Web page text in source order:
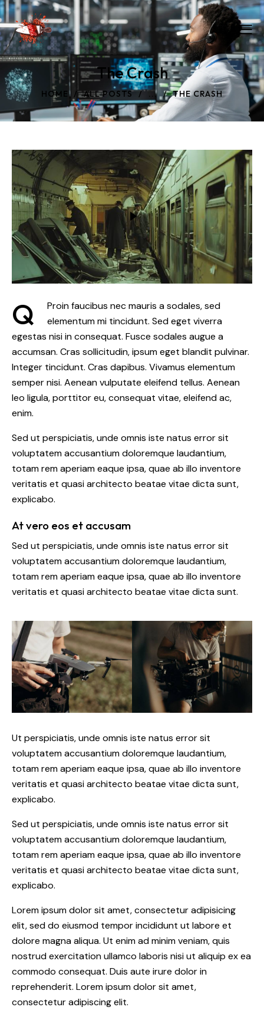
The Crash
HOME ALL POSTS ... THE CRASH
Q
Proin faucibus nec mauris a sodales, sed
elementum mi tincidunt. Sed eget viverra
egestas nisi in consequat. Fusce sodales augue a
accumsan. Cras sollicitudin, ipsum eget blandit pulvinar.
Integer tincidunt. Cras dapibus. Vivamus elementum
semper nisi. Aenean vulputate eleifend tellus. Aenean
leo ligula, porttitor eu, consequat vitae, eleifend ac,
enim.
Sed ut perspiciatis, unde omnis iste natus error sit
voluptatem accusantium doloremque laudantium,
totam rem aperiam eaque ipsa, quae ab illo inventore
veritatis et quasi architecto beatae vitae dicta sunt,
explicabo.
At vero eos et accusam
Sed ut perspiciatis, unde omnis iste natus error sit
voluptatem accusantium doloremque laudantium,
totam rem aperiam eaque ipsa, quae ab illo inventore
veritatis et quasi architecto beatae vitae dicta sunt.
Ut perspiciatis, unde omnis iste natus error sit
voluptatem accusantium doloremque laudantium,
totam rem aperiam eaque ipsa, quae ab illo inventore
veritatis et quasi architecto beatae vitae dicta sunt,
explicabo.
Sed ut perspiciatis, unde omnis iste natus error sit
voluptatem accusantium doloremque laudantium,
totam rem aperiam eaque ipsa, quae ab illo inventore
veritatis et quasi architecto beatae vitae dicta sunt,
explicabo.
Lorem ipsum dolor sit amet, consectetur adipisicing
elit, sed do eiusmod tempor incididunt ut labore et
dolore magna aliqua. Ut enim ad minim veniam, quis
nostrud exercitation ullamco laboris nisi ut aliquip ex ea
commodo consequat. Duis aute irure dolor in
reprehenderit. Lorem ipsum dolor sit amet,
consectetur adipiscing elit.